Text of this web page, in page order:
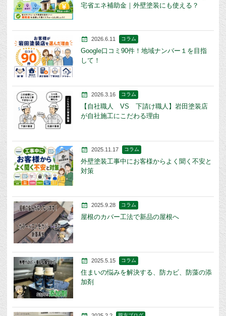
宅省エネ補助金｜外壁塗装にも使える？
2026.6.11 コラム
Google口コミ90件！地域ナンバー１を目指
して！
2026.3.16 コラム
【自社職人 VS 下請け職人】岩田塗装店
が自社施工にこだわる理由
2025.11.17 コラム
外壁塗装工事中にお客様からよく聞く不安と
対策
2025.9.28 コラム
屋根のカバー工法で新品の屋根へ
2025.5.15 コラム
住まいの悩みを解決する、防カビ、防藻の添
加剤